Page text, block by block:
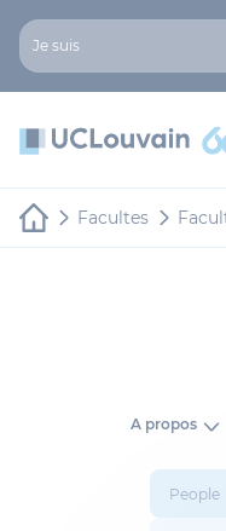
Panneau de gestion
Je suis
Facultes
A propos
People